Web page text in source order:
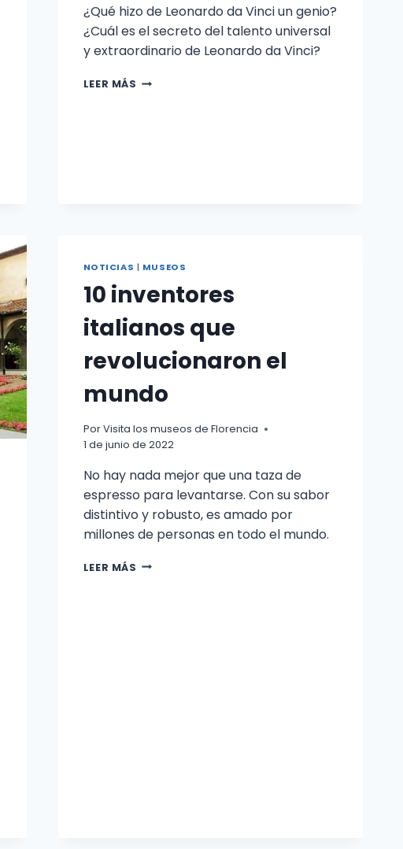
¿Qué hizo de Leonardo da Vinci un genio?
¿Cuál es el secreto del talento universal
y extraordinario de Leonardo da Vinci?
LEER MÁS IDENTIFICADOS
NOTICIAS | MUSEOS
10 inventores
italianos que
revolucionaron el
mundo
PorVisita los museos de Florencia
1 de junio de 2022
No hay nada mejor que una taza de
espresso para levantarse. Con su sabor
distintivo y robusto, es amado por
millones de personas en todo el mundo.
LEER MÁS 10